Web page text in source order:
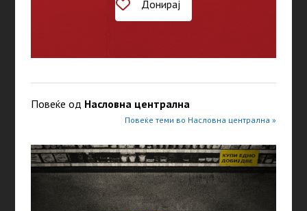
Донирај
Повеќе од Насловна централна
Повеќе теми во Насловна централна »